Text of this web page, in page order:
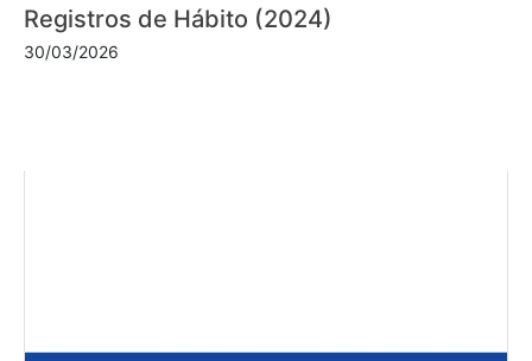
Registros de Hábito (2024)
30/03/2026